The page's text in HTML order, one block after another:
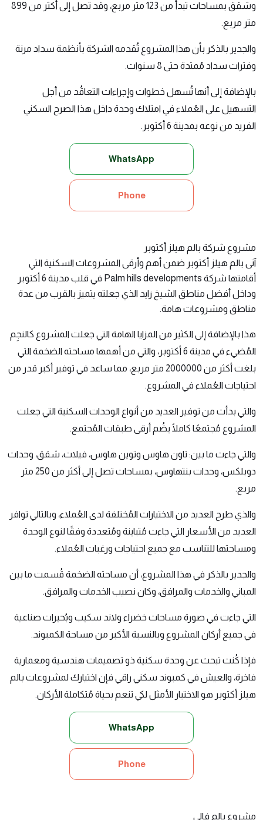
وشقق بمساحات تبدأ من 123 متر مربع، وقد تصل إلى أكثر من 899
متر مربع.
والجدير بالذكر بأن هذا المشروع تُقدمه الشركة بأنظمة سداد مرنة
وفترات سداد مُمتدة حتى 8 سنوات.
بالإضافة إلى أنها تُسهل خطوات وإجراءات التعاقُد من أجل
التسهيل على العُملاء في امتلاك وحدة داخل هذا الصرح السكني
الفريد من نوعه بمدينة 6 أكتوبر.
WhatsApp
Phone
مشروع شركة بالم هيلز أكتوبر
آتى بالم هيلز أكتوبر ضمن أهم وأرقى المشروعات السكنية التي
أقامتها شركة Palm hills developments في قلب مدينة 6 أكتوبر
وداخل أفضل مناطق الشيخ زايد الذي جعلته يتميز بالقرب من عدة
مناطق ومشروعات هامة.
هذا بالإضافة إلى الكثير من المزايا الهامة التي جعلت المشروع كالنجِم
المُضيء في مدينة 6 أكتوبر، والتي من أهمها مساحته الضخمة التي
بلغت أكثر من 2000000 متر مربع، مما ساعد في توفير أكبر قدر من
احتياجات العُملاء في المشروع.
والتي بدأت من توفير العديد من أنواع الوحدات السكنية التي جعلت
المشروع مُجتمعًا كاملًا يضُم أرقى طبقات المُجتمع.
والتي جاءت ما بين: تاون هاوس وتوين هاوس، فيلات، شقق، وحدات
دوبلكس، وحدات بنتهاوس، بمساحات تصل إلى أكثر من 250 متر
مربع.
والذي طرح العديد من الاختيارات المُختلفة لدى العُملاء، وبالتالي توافر
العديد من الأسعار التي جاءت مُتباينة ومُتعددة وفقًا لنوع الوحدة
ومساحتها للتناسب مع جميع احتياجات ورغبات العُملاء.
والجدير بالذكر في هذا المشروع، أن مساحته الضخمة قُسمت ما بين
المباني والخدمات والمرافق، وكان نصيب الخدمات والمرافق.
التي جاءت في صورة مساحات خضراء ولاند سكيب وبُحيرات صناعية
في جميع أركان المشروع وبالنسبة الأكبر من مساحة الكمبوند.
فإذا كُنت تبحث عن وحدة سكنية ذو تصميمات هندسية ومعمارية
فاخرة، والعيش في كمبوند سكني راقي فإن اختيارك لمشروعات بالم
هيلز أكتوبر هو الاختيار الأمثل لكي تنعم بحياة مُتكاملة الأركان.
WhatsApp
Phone
مشروع بالم فالي